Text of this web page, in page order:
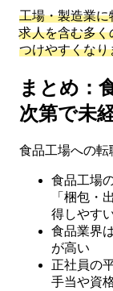
工場・製造業
求人を含む多
つけやすくなり
まとめ：
次第で未
食品工場への転
食品工場
「梱包・
得しやす
食品業界
が高い
正社員の
手当や資